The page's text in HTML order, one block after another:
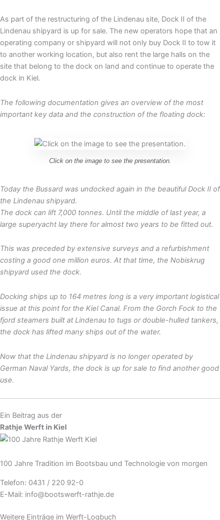
As part of the restructuring of the Lindenau site, Dock II of the
Lindenau shipyard is up for sale. The new operators hope that an
operating company or shipyard will not only buy Dock II to tow it
to another working location, but also rent the large halls on the
site that belong to the dock on land and continue to operate the
dock in Kiel.
The following documentation gives an overview of the most
important key data and the construction of the floating dock:
Click on the image to see the presentation.
Today the Bussard was undocked again in the beautiful Dock II of
the Lindenau shipyard.
The dock can lift 7,000 tonnes. Until the middle of last year, a
large superyacht lay there for almost two years to be fitted out.
This was preceded by extensive surveys and a refurbishment
costing a good one million euros. At that time, the Nobiskrug
shipyard used the dock.
Docking ships up to 164 metres long is a very important logistical
issue at this point for the Kiel Canal. From the Gorch Fock to the
fjord steamers built at Lindenau to tugs or double-hulled tankers,
the dock has lifted many ships out of the water.
Now that the Lindenau shipyard is no longer operated by
German Naval Yards, the dock is up for sale to find another good
use.
Ein Beitrag aus der
Rathje Werft in Kiel
100 Jahre Tradition im Bootsbau und Technologie von morgen
Telefon: 0431 / 220 92-0
E-Mail: info@bootswerft-rathje.de
Weitere Einträge im Werft-Logbuch